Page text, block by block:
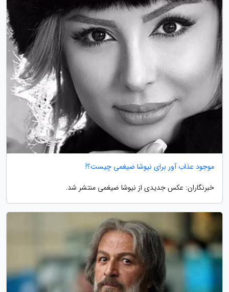
موجود عذاب آور برای نیوشا ضیغمی چیست؟!
خبرنگاران: عکس جدیدی از نیوشا ضیغمی منتشر شد.